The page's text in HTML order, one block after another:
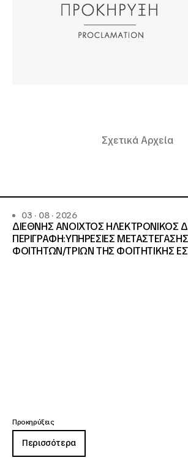
Σχετικά Αρχεία
03 · 08 · 2026
ΔΙΕΘΝΗΣ ΑΝΟΙΧΤΟΣ ΗΛΕΚΤΡΟΝΙΚΟΣ
ΠΕΡΙΓΡΑΦΗ:ΥΠΗΡΕΣΙΕΣ
ΦΟΙΤΗΤΩΝ/ΤΡΙΩΝ ΤΗΣ ΦΟΙΤΗΤΙΚΗΣ
Προκηρύξεις
Περισσότερα